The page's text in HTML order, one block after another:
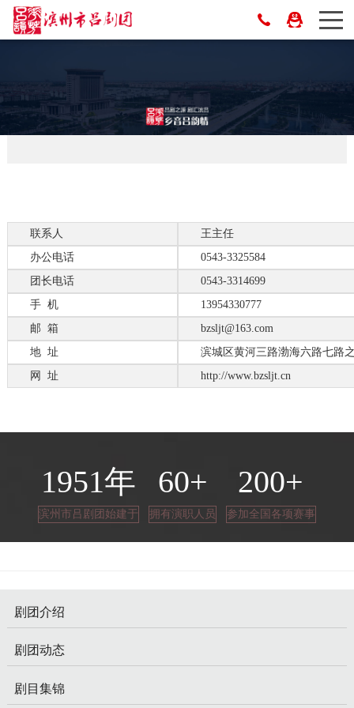
联系人
王主任
办公电话
0543-3325584
团长电话
0543-3314699
手 机
13954330777
邮 箱
bzsljt@163.com
地 址
滨城区黄河三路渤海六路七路
网 址
http://www.bzsljt.cn
1951年
滨州市吕剧团始建于
60+
拥有演职人员
200+
参加全国各项赛事
剧团介绍
剧团动态
剧目集锦